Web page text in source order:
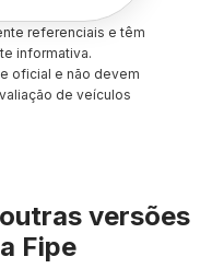
referenciais e têm
informativa.
oficial e não devem
de veículos
versões
Fipe